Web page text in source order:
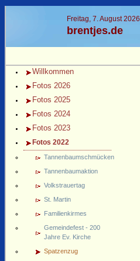
Freitag, 7. August 2026
brentjes.de
Willkommen
Fotos 2026
Fotos 2025
Fotos 2024
Fotos 2023
Fotos 2022
Tannenbaumschmücken
Tannenbaumaktion
Volkstrauertag
St. Martin
Familienkirmes
Gemeindefest - 200
Jahre Ev. Kirche
Spatzenzug